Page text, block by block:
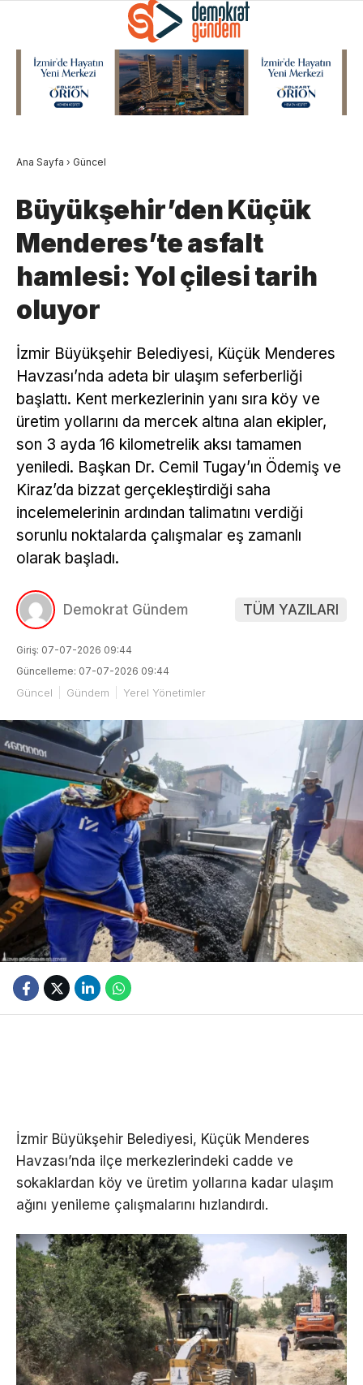
Ana Sayfa › Güncel
Büyükşehir’den Küçük
Menderes’te asfalt
hamlesi: Yol çilesi tarih
oluyor
İzmir Büyükşehir Belediyesi, Küçük Menderes
Havzası’nda adeta bir ulaşım seferberliği
başlattı. Kent merkezlerinin yanı sıra köy ve
üretim yollarını da mercek altına alan ekipler,
son 3 ayda 16 kilometrelik aksı tamamen
yeniledi. Başkan Dr. Cemil Tugay’ın Ödemiş ve
Kiraz’da bizzat gerçekleştirdiği saha
incelemelerinin ardından talimatını verdiği
sorunlu noktalarda çalışmalar eş zamanlı
olarak başladı.
Demokrat Gündem TÜM YAZILARI
Giriş: 07-07-2026 09:44
Güncelleme: 07-07-2026 09:44
Güncel Gündem Yerel Yönetimler
İzmir Büyükşehir Belediyesi, Küçük Menderes
Havzası’nda ilçe merkezlerindeki cadde ve
sokaklardan köy ve üretim yollarına kadar ulaşım
ağını yenileme çalışmalarını hızlandırdı.